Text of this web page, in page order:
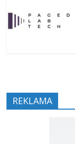
REKLAMA